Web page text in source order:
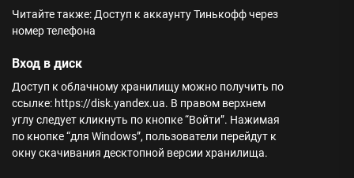
Читайте также: Доступ к аккаунту Тинькофф через
номер телефона
Вход в диск
Доступ к облачному хранилищу можно получить по
ссылке: https://disk.yandex.ua. В правом верхнем
углу следует кликнуть по кнопке “Войти”. Нажимая
по кнопке “для Windows”, пользователи перейдут к
окну скачивания десктопной версии хранилища.